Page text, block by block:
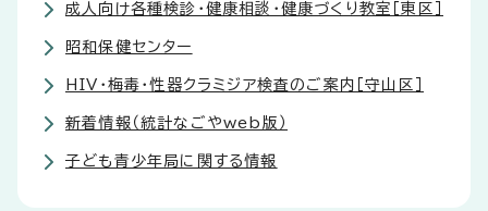
成人向け各種検診・健康相談・健康づくり教室［東区］
昭和保健センター
HIV・梅毒・性器クラミジア検査のご案内［守山区］
新着情報（統計なごやweb版）
子ども青少年局に関する情報